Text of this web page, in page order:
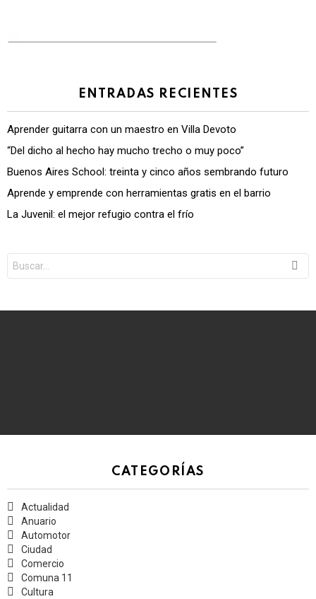
ENTRADAS RECIENTES
Aprender guitarra con un maestro en Villa Devoto
“Del dicho al hecho hay mucho trecho o muy poco”
Buenos Aires School: treinta y cinco años sembrando futuro
Aprende y emprende con herramientas gratis en el barrio
La Juvenil: el mejor refugio contra el frío
for:
CATEGORÍAS
Actualidad
Anuario
Automotor
Ciudad
Comercio
Comuna 11
Cultura